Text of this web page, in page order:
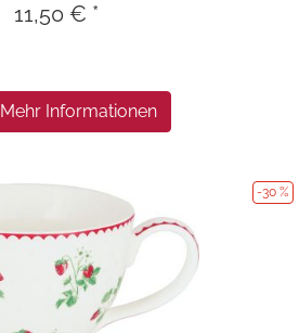
11,50 € *
Mehr Informationen
-30 %